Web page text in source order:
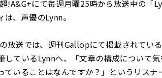
!A&G+にて毎週月曜25時から放送中の「
は、声優のLynn。
放送では、週刊Gallopにて掲載されてい
しているLynnへ、「文章の構成について
ていることはなんですか？」というリスナ